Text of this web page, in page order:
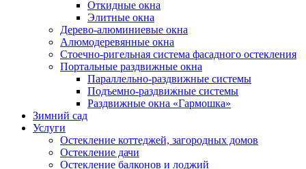
Откидные окна
Элитные окна
Дерево-алюминиевые окна
Алюмодеревянные окна
Стоечно-ригельная система фасадного остекления
Портальные раздвижные окна
Параллельно-раздвижные системы
Подъемно-раздвижные системы
Раздвижные окна «Гармошка»
Зимний сад
Услуги
Остекление коттеджей, загородных домов
Остекление дачи
Остекление балконов и лоджий